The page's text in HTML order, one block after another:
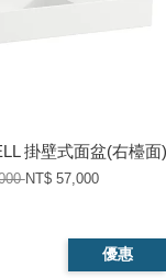
掛壁式面盆(右檯面)
NT$ 57,000
優惠